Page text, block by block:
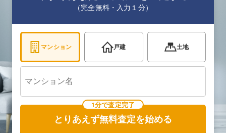
（完全無料・入力１分）
マンション 戸建 土地
1分で査定完了
とりあえず無料査定を始める